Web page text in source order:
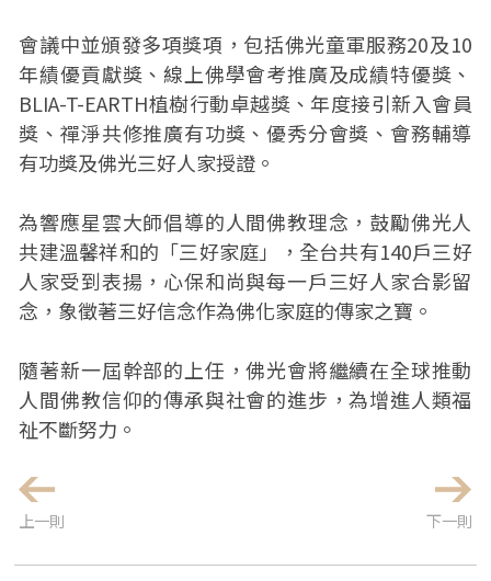
會議中並頒發多項獎項，包括佛光童軍服務20及10
年績優貢獻獎、線上佛學會考推廣及成績特優獎、
BLIA-T-EARTH植樹行動卓越獎、年度接引新入會員
獎、禪淨共修推廣有功獎、優秀分會獎、會務輔導
有功獎及佛光三好人家授證。
為響應星雲大師倡導的人間佛教理念，鼓勵佛光人
共建溫馨祥和的「三好家庭」，全台共有140戶三好
人家受到表揚，心保和尚與每一戶三好人家合影留
念，象徵著三好信念作為佛化家庭的傳家之寶。
隨著新一屆幹部的上任，佛光會將繼續在全球推動
人間佛教信仰的傳承與社會的進步，為增進人類福
祉不斷努力。
上一則 下一則